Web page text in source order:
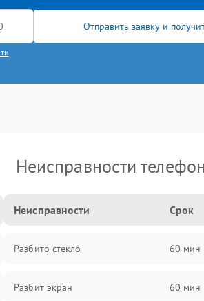
Отправить заявку и
Неисправности
Неисправности Срок
Разбито стекло 60 мин
Разбит экран 60 мин